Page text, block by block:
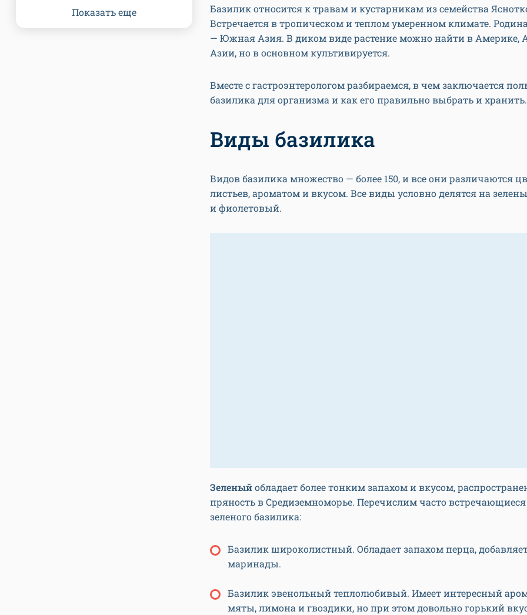
Базилик относится к травам и кустарникам из семейства
Встречается в тропическом и теплом умеренном климате.
— Южная Азия. В диком виде растение можно найти в Америке,
Азии, но в основном культивируется.
Вместе с гастроэнтерологом разбираемся, в чем заключается
базилика для организма и как его правильно выбрать и хранить.
Виды базилика
Видов базилика множество — более 150, и все они различаются
листьев, ароматом и вкусом. Все виды условно делятся на
и фиолетовый.
Зеленыйобладает более тонким запахом и вкусом,
пряность в Средиземноморье. Перечислим часто
зеленого базилика:
Базилик широколистный. Обладает запахом перца,
маринады.
Базилик эвенольный теплолюбивый. Имеет интересный
мяты, лимона и гвоздики, но при этом довольно горький
Показать еще